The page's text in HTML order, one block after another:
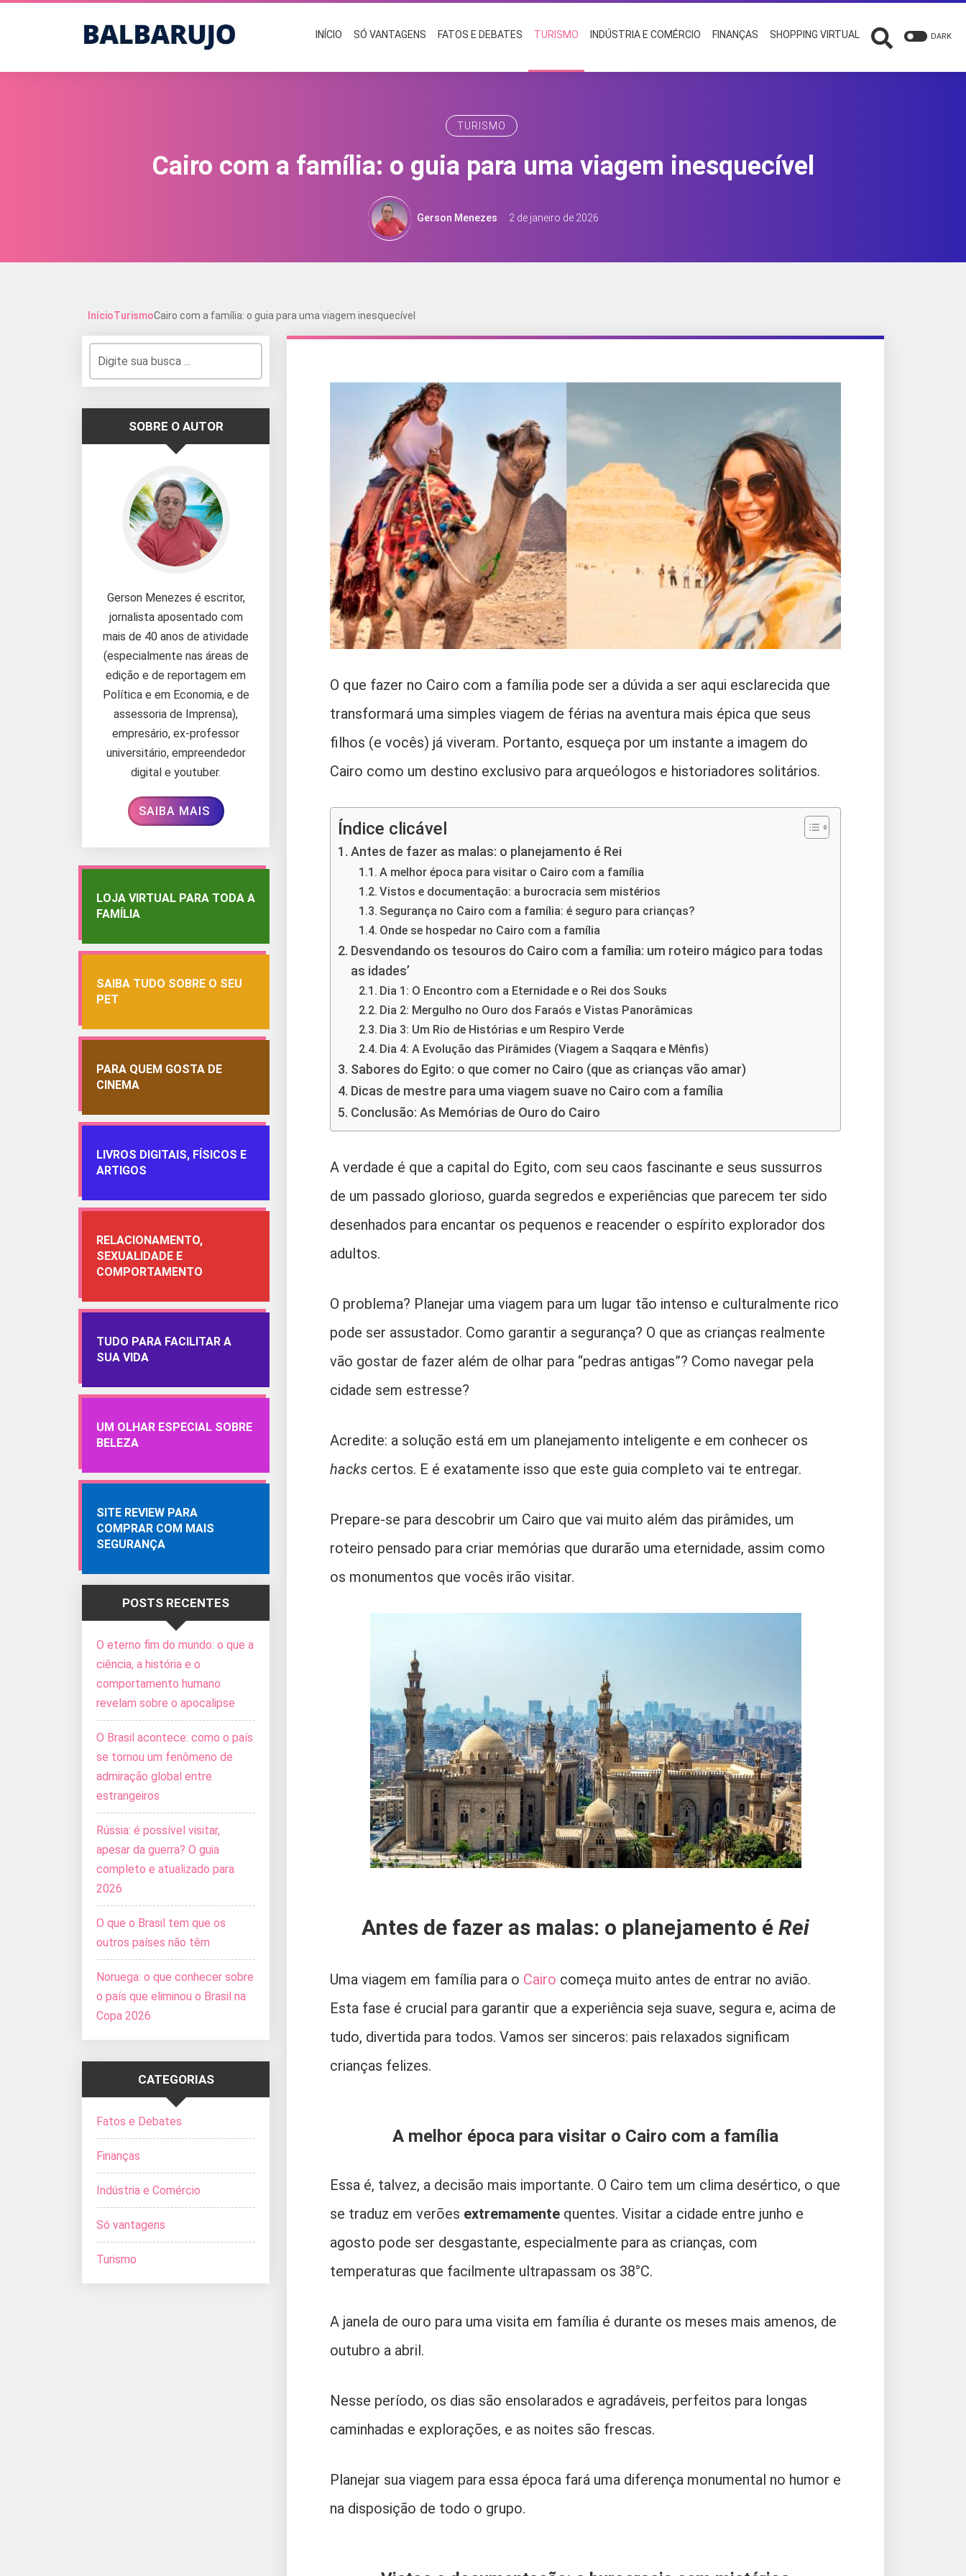
INÍCIO SÓ VANTAGENS FATOS E DEBATES TURISMO INDÚSTRIA E COMÉRCIO FINANÇAS SHOPPING VIRTUAL DARK
TURISMO
Cairo com a família: o guia para uma viagem inesquecível
Gerson Menezes 2 de janeiro de 2026
InícioTurismoCairo com a família: o guia para uma viagem inesquecível
O que fazer no Cairo com a família pode ser a dúvida a ser aqui esclarecida que
transformará uma simples viagem de férias na aventura mais épica que seus
filhos (e vocês) já viveram. Portanto, esqueça por um instante a imagem do
Cairo como um destino exclusivo para arqueólogos e historiadores solitários.
Índice clicável
Antes de fazer as malas: o planejamento é Rei
A melhor época para visitar o Cairo com a família
Vistos e documentação: a burocracia sem mistérios
Segurança no Cairo com a família: é seguro para crianças?
Onde se hospedar no Cairo com a família
Desvendando os tesouros do Cairo com a família: um roteiro mágico para todas
as idades’
Dia 1: O Encontro com a Eternidade e o Rei dos Souks
Dia 2: Mergulho no Ouro dos Faraós e Vistas Panorâmicas
Dia 3: Um Rio de Histórias e um Respiro Verde
Dia 4: A Evolução das Pirâmides (Viagem a Saqqara e Mênfis)
Sabores do Egito: o que comer no Cairo (que as crianças vão amar)
Dicas de mestre para uma viagem suave no Cairo com a família
Conclusão: As Memórias de Ouro do Cairo
A verdade é que a capital do Egito, com seu caos fascinante e seus sussurros
de um passado glorioso, guarda segredos e experiências que parecem ter sido
desenhados para encantar os pequenos e reacender o espírito explorador dos
adultos.
O problema? Planejar uma viagem para um lugar tão intenso e culturalmente rico
pode ser assustador. Como garantir a segurança? O que as crianças realmente
vão gostar de fazer além de olhar para “pedras antigas”? Como navegar pela
cidade sem estresse?
Acredite: a solução está em um planejamento inteligente e em conhecer os
hacks certos. E é exatamente isso que este guia completo vai te entregar.
Prepare-se para descobrir um Cairo que vai muito além das pirâmides, um
roteiro pensado para criar memórias que durarão uma eternidade, assim como
os monumentos que vocês irão visitar.
Antes de fazer as malas: o planejamento é Rei
Uma viagem em família para o Cairo começa muito antes de entrar no avião.
Esta fase é crucial para garantir que a experiência seja suave, segura e, acima de
tudo, divertida para todos. Vamos ser sinceros: pais relaxados significam
crianças felizes.
A melhor época para visitar o Cairo com a família
Essa é, talvez, a decisão mais importante. O Cairo tem um clima desértico, o que
se traduz em verões extremamente quentes. Visitar a cidade entre junho e
agosto pode ser desgastante, especialmente para as crianças, com
temperaturas que facilmente ultrapassam os 38°C.
A janela de ouro para uma visita em família é durante os meses mais amenos, de
outubro a abril.
Nesse período, os dias são ensolarados e agradáveis, perfeitos para longas
caminhadas e explorações, e as noites são frescas.
Planejar sua viagem para essa época fará uma diferença monumental no humor e
na disposição de todo o grupo.
SOBRE O AUTOR
Gerson Menezes é escritor,
jornalista aposentado com
mais de 40 anos de atividade
(especialmente nas áreas de
edição e de reportagem em
Política e em Economia, e de
assessoria de Imprensa),
empresário, ex-professor
universitário, empreendedor
digital e youtuber.
SAIBA MAIS
LOJA VIRTUAL PARA TODA A
FAMÍLIA
SAIBA TUDO SOBRE O SEU
PET
PARA QUEM GOSTA DE
CINEMA
LIVROS DIGITAIS, FÍSICOS E
ARTIGOS
RELACIONAMENTO,
SEXUALIDADE E
COMPORTAMENTO
TUDO PARA FACILITAR A
SUA VIDA
UM OLHAR ESPECIAL SOBRE
BELEZA
SITE REVIEW PARA
COMPRAR COM MAIS
SEGURANÇA
POSTS RECENTES
O eterno fim do mundo: o que a
ciência, a história e o
comportamento humano
revelam sobre o apocalipse
O Brasil acontece: como o país
se tornou um fenômeno de
admiração global entre
estrangeiros
Rússia: é possível visitar,
apesar da guerra? O guia
completo e atualizado para
2026
O que o Brasil tem que os
outros países não têm
Noruega: o que conhecer sobre
o país que eliminou o Brasil na
Copa 2026
CATEGORIAS
Fatos e Debates
Finanças
Indústria e Comércio
Só vantagens
Turismo